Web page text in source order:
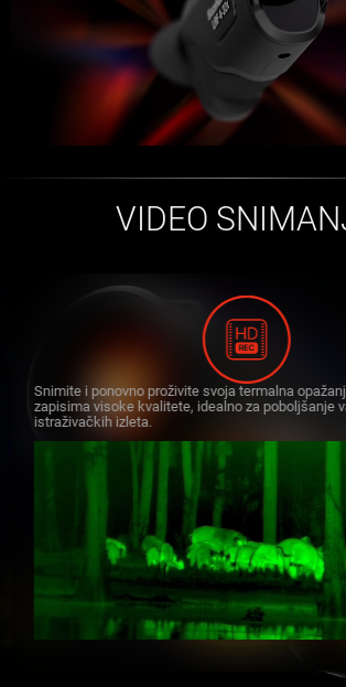
VIDEO
Snimite i ponovno proživite svoja termalna
zapisima visoke kvalitete, idealno za poboljšanje
istraživačkih izleta.